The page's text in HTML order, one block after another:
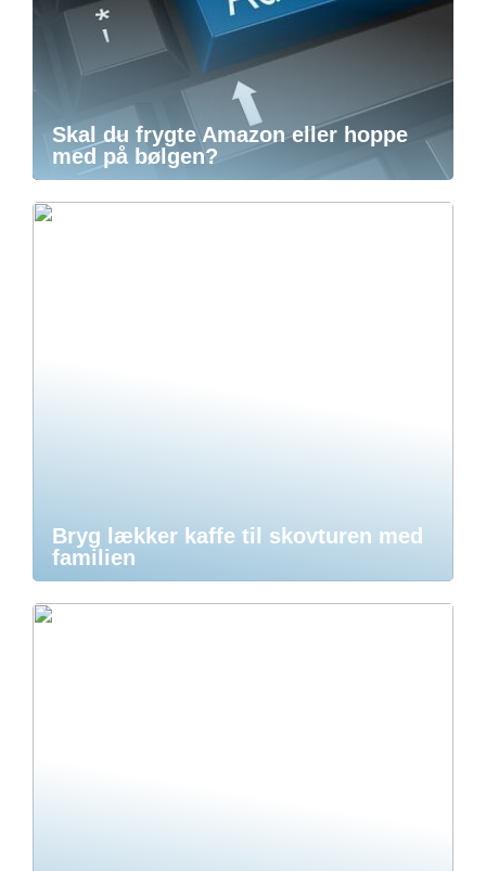
Skal du frygte Amazon eller hoppe
med på bølgen?
Bryg lækker kaffe til skovturen med
familien